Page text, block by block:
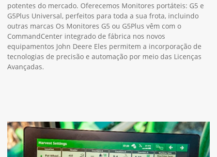
potentes do mercado. Oferecemos Monitores portáteis: G5 e
G5Plus Universal, perfeitos para toda a sua frota, incluindo
outras marcas Os Monitores G5 ou G5Plus vêm com o
CommandCenter integrado de fábrica nos novos
equipamentos John Deere Eles permitem a incorporação de
tecnologias de precisão e automação por meio das Licenças
Avançadas.